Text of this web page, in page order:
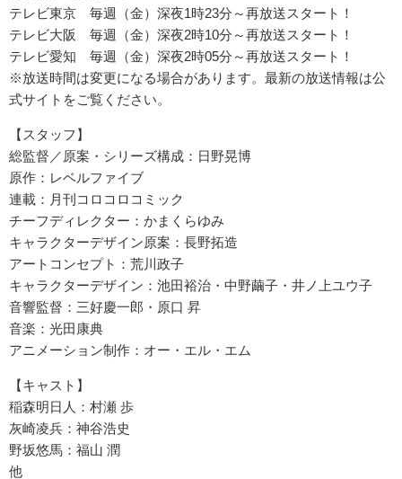
テレビ東京 毎週（金）深夜1時23分～再放送スタート！
テレビ大阪 毎週（金）深夜2時10分～再放送スタート！
テレビ愛知 毎週（金）深夜2時05分～再放送スタート！
※放送時間は変更になる場合があります。最新の放送情報は公
式サイトをご覧ください。
【スタッフ】
総監督／原案・シリーズ構成：日野晃博
原作：レベルファイブ
連載：月刊コロコロコミック
チーフディレクター：かまくらゆみ
キャラクターデザイン原案：長野拓造
アートコンセプト：荒川政子
キャラクターデザイン：池田裕治・中野繭子・井ノ上ユウ子
音響監督：三好慶一郎・原口 昇
音楽：光田康典
アニメーション制作：オー・エル・エム
【キャスト】
稲森明日人：村瀬 歩
灰崎凌兵：神谷浩史
野坂悠馬：福山 潤
他